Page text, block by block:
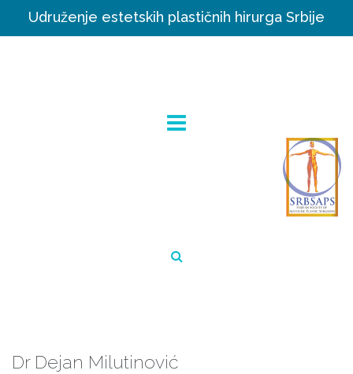
Udruženje estetskih plastičnih hirurga Srbije
Dr Dejan Milutinović